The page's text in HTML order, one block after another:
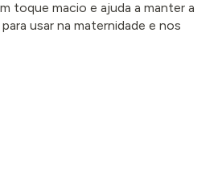
toque macio e ajuda a manter a
usar na maternidade e nos